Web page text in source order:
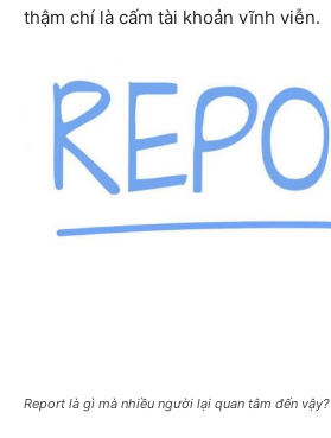
thậm chí là cấm tài khoản vĩnh viễn.
Report là gì mà nhiều người lại quan tâm đến vậy?